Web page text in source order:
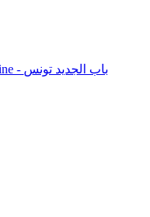
جامع الحجّامين La Mosquée El Hajjamine - باب الجديد تونس